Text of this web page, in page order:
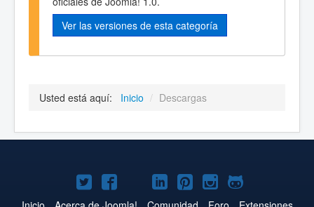
Ver las versiones de esta categoría
Usted está aquí: Inicio / Descargas
Joomla!Joomla!Joomla!
Joomla!Joomla!
Joomla!Joomla!